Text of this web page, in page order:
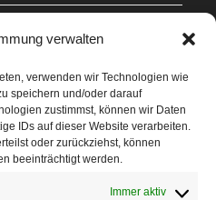
verwalten
verwenden wir Technologien wie
speichern und/oder darauf
zustimmst, können wir Daten
IDs auf dieser Website verarbeiten.
oder zurückziehst, können
beeinträchtigt werden.
Immer aktiv